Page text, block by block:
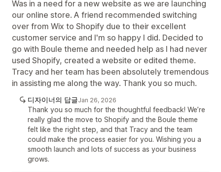
Was in a need for a new website as we are launching
our online store. A friend recommended switching
over from Wix to Shopify due to their excellent
customer service and I'm so happy I did. Decided to
go with Boule theme and needed help as I had never
used Shopify, created a website or edited theme.
Tracy and her team has been absolutely tremendous
in assisting me along the way. Thank you so much.
디자이너의 답글Jan 26, 2026
Thank you so much for the thoughtful feedback! We’re
really glad the move to Shopify and the Boule theme
felt like the right step, and that Tracy and the team
could make the process easier for you. Wishing you a
smooth launch and lots of success as your business
grows.